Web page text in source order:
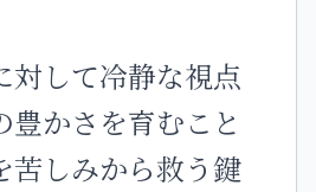
対して冷静な視点
豊かさを育むこと
苦しみから救う鍵